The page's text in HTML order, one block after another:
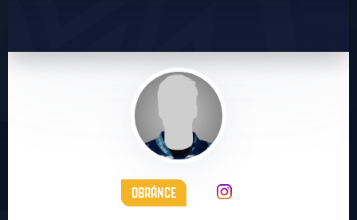
OBRÁNCE